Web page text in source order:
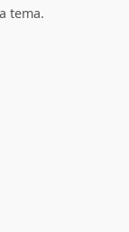
tema.